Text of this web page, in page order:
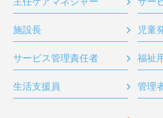
施設長 児童
サービス管理責任者 福祉
生活支援員 管理